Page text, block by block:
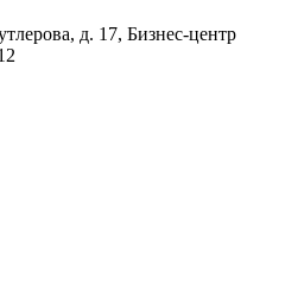
д. 17, Бизнес-центр